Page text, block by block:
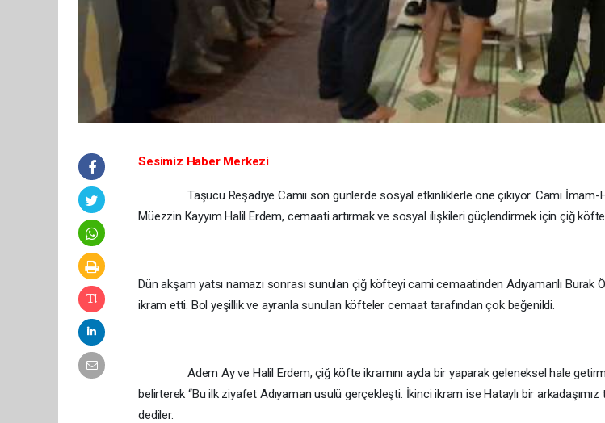
Sesimiz Haber Merkezi
Taşucu Reşadiye Camii son günlerde sosyal etkinliklerle öne çıkıyor. Cami İmam-
Müezzin Kayyım Halil Erdem, cemaati artırmak ve sosyal ilişkileri güçlendirmek için çiğ köfte
Dün akşam yatsı namazı sonrası sunulan çiğ köfteyi cami cemaatinden Adıyamanlı Burak
ikram etti. Bol yeşillik ve ayranla sunulan köfteler cemaat tarafından çok beğenildi.
Adem Ay ve Halil Erdem, çiğ köfte ikramını ayda bir yaparak geleneksel hale
belirterek “Bu ilk ziyafet Adıyaman usulü gerçekleşti. İkinci ikram ise Hataylı bir arkadaşımız
dediler.